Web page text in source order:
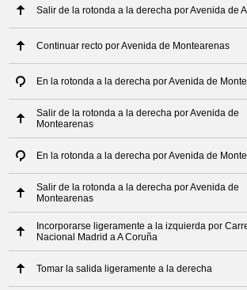
Salir de la rotonda a la derecha por Avenida de
Continuar recto por Avenida de Montearenas
En la rotonda a la derecha por Avenida de
Salir de la rotonda a la derecha por Avenida de
Montearenas
En la rotonda a la derecha por Avenida de
Salir de la rotonda a la derecha por Avenida de
Montearenas
Incorporarse ligeramente a la izquierda por
Nacional Madrid a A Coruña
Tomar la salida ligeramente a la derecha